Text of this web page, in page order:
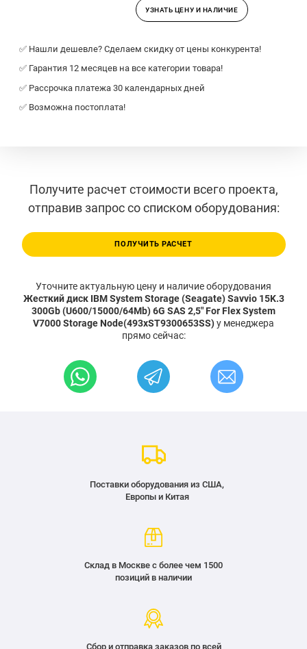
УЗНАТЬ ЦЕНУ И НАЛИЧИЕ
✅ Нашли дешевле? Сделаем скидку от цены конкурента!
✅ Гарантия 12 месяцев на все категории товара!
✅ Рассрочка платежа 30 календарных дней
✅ Возможна постоплата!
Получите расчет стоимости всего проекта,
отправив запрос со списком оборудования:
ПОЛУЧИТЬ РАСЧЕТ
Уточните актуальную цену и наличие оборудования
Жесткий диск IBM System Storage (Seagate) Savvio 15K.3
300Gb (U600/15000/64Mb) 6G SAS 2,5" For Flex System
V7000 Storage Node(493xST9300653SS)у менеджера
прямо сейчас:
Поставки оборудования из США,
Европы и Китая
Склад в Москве с более чем 1500
позиций в наличии
Сбор и отправка заказов по всей